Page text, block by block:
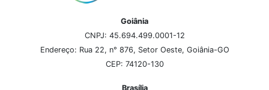
Goiânia
CNPJ: 45.694.499.0001-12
Endereço: Rua 22, n° 876, Setor Oeste, Goiânia-GO
CEP: 74120-130
Brasília